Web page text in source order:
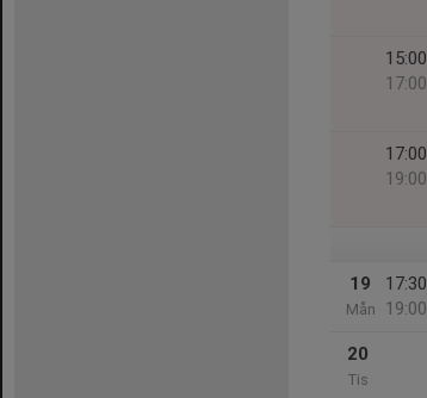
15:00
17:00
17:00
19:00
19
Mån
17:30
19:00
20
Tis